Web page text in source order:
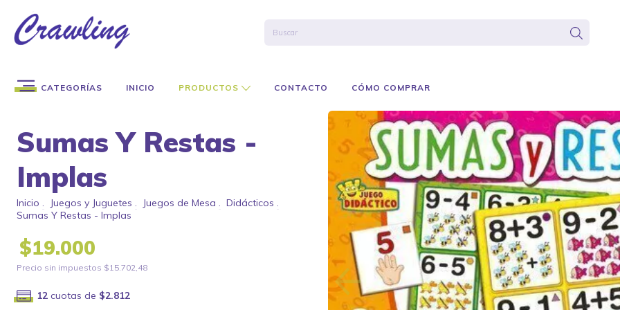
CATEGORÍAS INICIO PRODUCTOS CONTACTO CÓMO COMPRAR
Sumas Y Restas -
Implas
Inicio . Juegos y Juguetes . Juegos de Mesa . Didácticos .
Sumas Y Restas - Implas
$19.000
Precio sin impuestos $15.702,48
12cuotas de $2.812